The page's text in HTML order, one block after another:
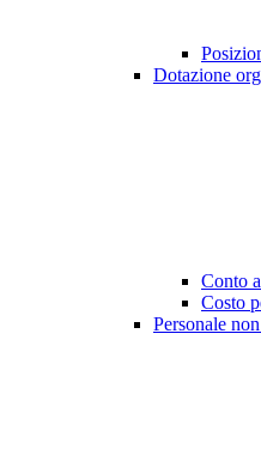
Dotazione
Conto
Costo
Personale